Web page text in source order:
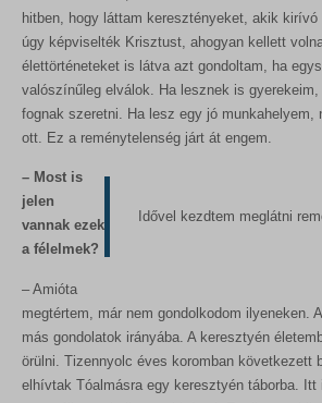
hitben, hogy láttam keresztényeket, akik kirívó
úgy képviselték Krisztust, ahogyan kellett
élettörténeteket is látva azt gondoltam, ha
valószínűleg elválok. Ha lesznek is
fognak szeretni. Ha lesz egy jó munkahelyem,
ott. Ez a reménytelenség járt át engem.
Idővel kezdtem meglátni
– Most is
jelen
vannak ezek
a félelmek?
– Amióta
megtértem, már nem gondolkodom ilyeneken.
más gondolatok irányába. A keresztyén
örülni. Tizennyolc éves koromban következett
elhívtak Tóalmásra egy keresztyén táborba.